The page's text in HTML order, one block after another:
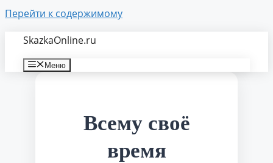
Перейти к содержимому
SkazkaOnline.ru
Меню
Всему своё
время